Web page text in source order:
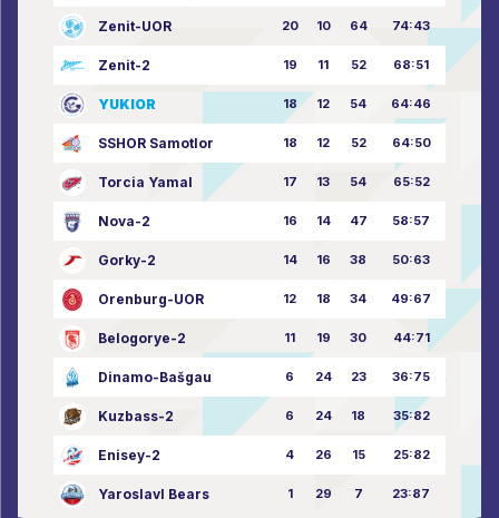
Zenit-UOR 20 10 64 74:43
Zenit-2 19 11 52 68:51
YUKIOR 18 12 54 64:46
SSHOR Samotlor 18 12 52 64:50
Torcia Yamal 17 13 54 65:52
Nova-2 16 14 47 58:57
Gorky-2 14 16 38 50:63
Orenburg-UOR 12 18 34 49:67
Belogorye-2 11 19 30 44:71
Dinamo-Bašgau 6 24 23 36:75
Kuzbass-2 6 24 18 35:82
Enisey-2 4 26 15 25:82
Yaroslavl Bears 1 29 7 23:87